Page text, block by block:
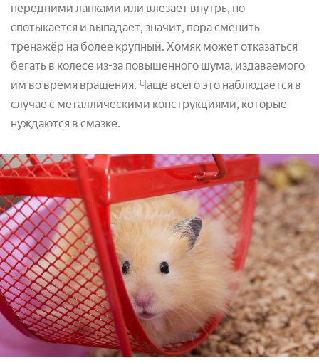
передними лапками или влезает внутрь, но
спотыкается и выпадает, значит, пора сменить
тренажёр на более крупный. Хомяк может отказаться
бегать в колесе из-за повышенного шума, издаваемого
им во время вращения. Чаще всего это наблюдается в
случае с металлическими конструкциями, которые
нуждаются в смазке.